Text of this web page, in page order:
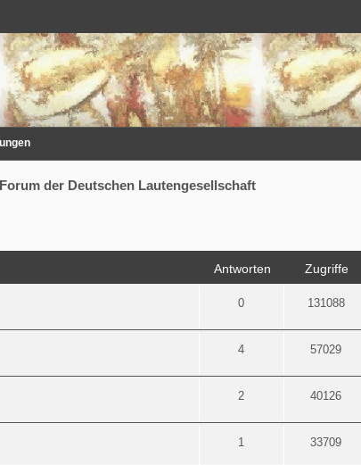
Forum der Deutschen Lautengesellschaft
Antworten Zugriffe
0 131088
4 57029
2 40126
1 33709